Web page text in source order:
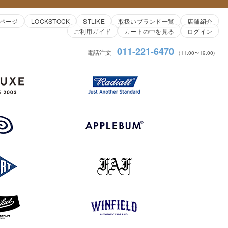
ージ LOCKSTOCK STLIKE 取扱いブランド一覧
店舗紹介
ご利用ガイド
カートの中を見る ログイン
電話注文 011-221-6470 （11:00〜19:00)